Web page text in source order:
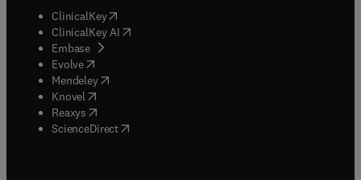
ClinicalKey(opens in new tab/window
ClinicalKey AI opens in new tab/window
Embase( opens in new tab/window
Evolve(opens in new tab/window
Mendeley( opens in new tab/window
Knovel (opens in new tab/window
Reaxys (opens in new tab/window
ScienceDirect(opens in new tab/window